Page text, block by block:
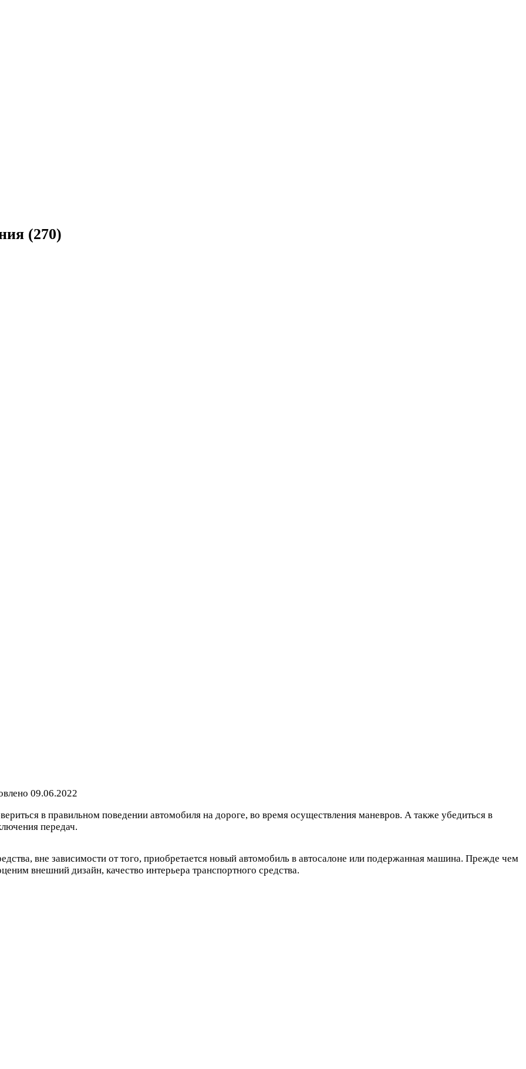
(270)
09.06.2022
в правильном поведении автомобиля на дороге, во время осуществления маневров. А также убедиться в
передач.
вне зависимости от того, приобретается новый автомобиль в автосалоне или подержанная машина. Прежде чем
внешний дизайн, качество интерьера транспортного средства.